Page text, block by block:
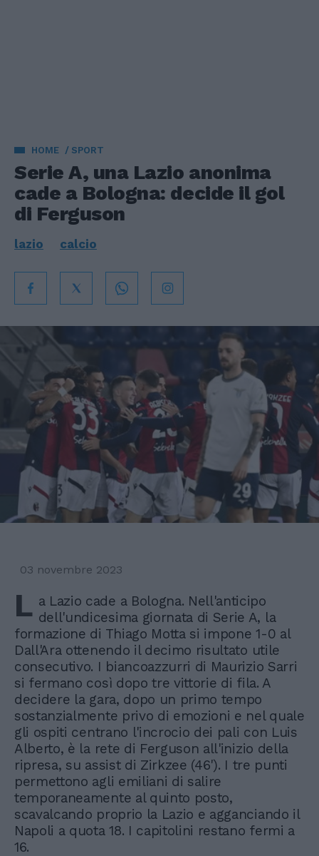
HOME SPORT
Serie A, una Lazio anonima
cade a Bologna: decide il gol
di Ferguson
lazio calcio
03 novembre 2023
L a Lazio cade a Bologna. Nell'anticipo
dell'undicesima giornata di Serie A, la
formazione di Thiago Motta si impone 1-0 al
Dall'Ara ottenendo il decimo risultato utile
consecutivo. I biancoazzurri di Maurizio Sarri
si fermano così dopo tre vittorie di fila. A
decidere la gara, dopo un primo tempo
sostanzialmente privo di emozioni e nel quale
gli ospiti centrano l'incrocio dei pali con Luis
Alberto, è la rete di Ferguson all'inizio della
ripresa, su assist di Zirkzee (46'). I tre punti
permettono agli emiliani di salire
temporaneamente al quinto posto,
scavalcando proprio la Lazio e agganciando il
Napoli a quota 18. I capitolini restano fermi a
16.